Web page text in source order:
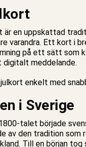
är en uppskattad
varandra. Ett kort i
på ett sätt som
meddelande.
enkelt med
i Sverige
talet började
av den tradition som
Till en början tog